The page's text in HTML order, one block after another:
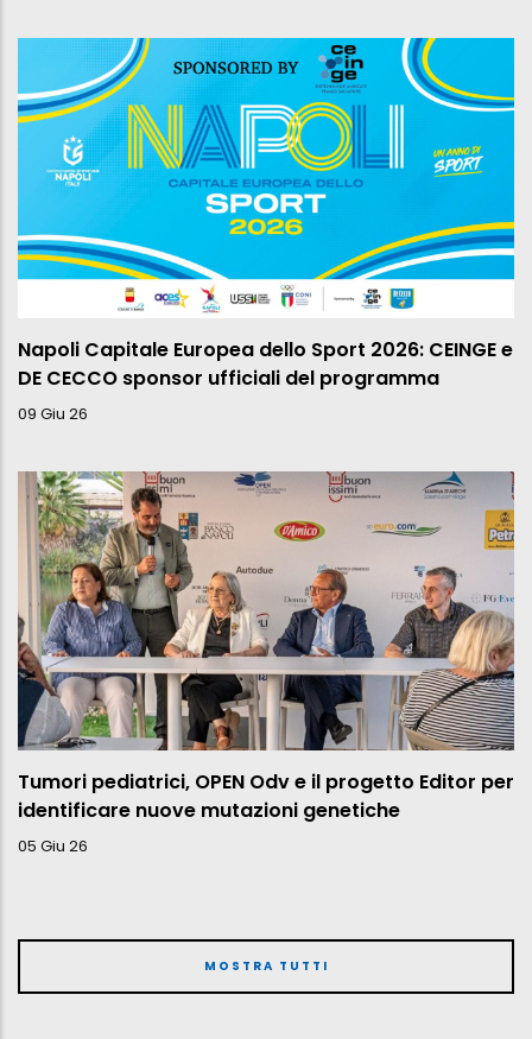
Napoli Capitale Europea dello Sport 2026: CEINGE e
DE CECCO sponsor ufficiali del programma
09 Giu 26
Tumori pediatrici, OPEN Odv e il progetto Editor per
identificare nuove mutazioni genetiche
05 Giu 26
MOSTRA TUTTI